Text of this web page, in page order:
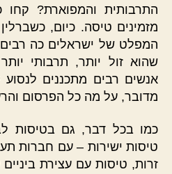
התרבותית והמפוארת?
מזמינים טיסה. כיום,
המפלט של ישראלים כה רבים
שהוא זול יותר, תרבותי
אנשים רבים מתכננים
מדובר, על מה כל הפרסום
כמו בכל דבר, גם בטיסות
טיסות ישירות – עם חברות
זרות, טיסות עם עצירת